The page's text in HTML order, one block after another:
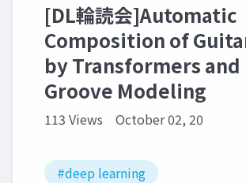
[DL輪読会]Automatic
Composition of
by Transformers and
Groove Modeling
113 Views October 02, 20
#deep learning